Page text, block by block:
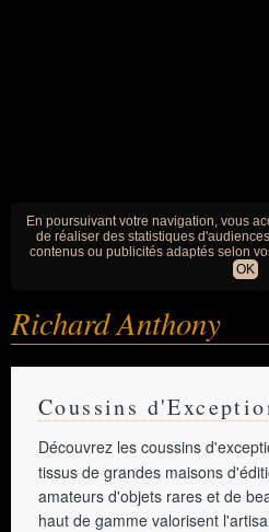
En poursuivant votre navigation, vous
de réaliser des statistiques
contenus ou publicités adaptés selon
OK
Richard Anthony
Coussins
Découvrez les coussins
tissus de grandes maisons
amateurs d'objets rares et de
haut de gamme valorisent